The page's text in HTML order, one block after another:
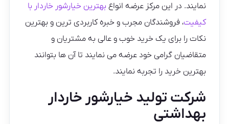
نمایند. در این مرکز عرضه انواعبهترین خیارشور خاردار با
کیفیت، فروشندگان مجرب و خبره کاربردی ترین و بهترین
نکات را برای یک خرید خوب و عالی به مشتریان و
متقاضیان گرامی خود عرضه می نمایند تا آن ها بتوانند
بهترین خرید را تجربه نمایند.
شرکت تولید خیارشور خاردار
بهداشتی